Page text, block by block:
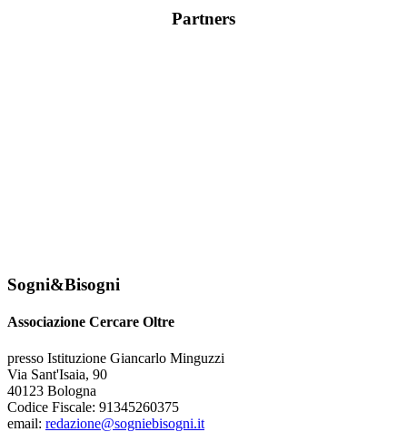
Partners
Sogni&Bisogni
Associazione Cercare Oltre
presso Istituzione Giancarlo Minguzzi
Via Sant'Isaia, 90
40123 Bologna
Codice Fiscale: 91345260375
email: redazione@sogniebisogni.it